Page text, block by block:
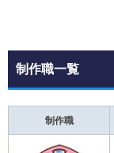
制作職一覧
制作職